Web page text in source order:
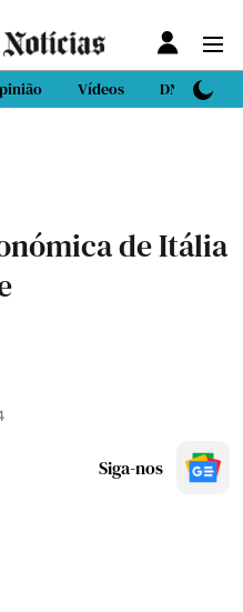
Vídeos DN Sport
de Itália
Siga-nos